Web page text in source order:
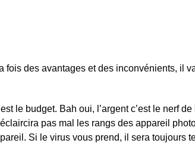
fois des avantages et des inconvénients, il
le budget. Bah oui, l’argent c’est le nerf
pas mal les rangs des appareil
Si le virus vous prend, il sera toujours